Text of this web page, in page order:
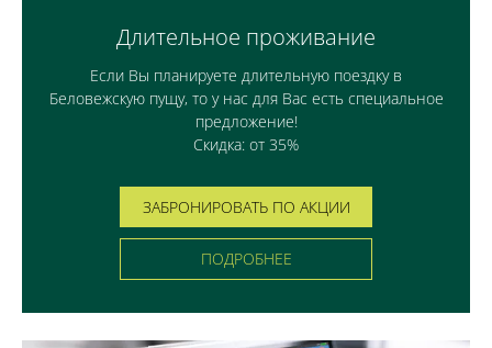
Длительное проживание
Если Вы планируете длительную поездку в
Беловежскую пущу, то у нас для Вас есть специальное
предложение!
Скидка: от 35%
ЗАБРОНИРОВАТЬ ПО АКЦИИ
ПОДРОБНЕЕ